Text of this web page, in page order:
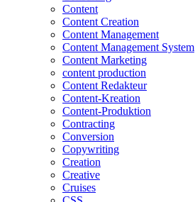
Content
Content Creation
Content Management
Content Management System
Content Marketing
content production
Content Redakteur
Content-Kreation
Content-Produktion
Contracting
Conversion
Copywriting
Creation
Creative
Cruises